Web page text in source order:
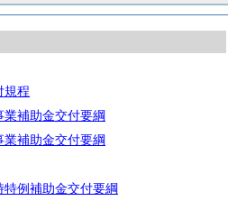
規程
補助金交付要綱
補助金交付要綱
例補助金交付要綱